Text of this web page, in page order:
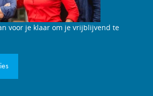
voor je klaar om je vrijblijvend te